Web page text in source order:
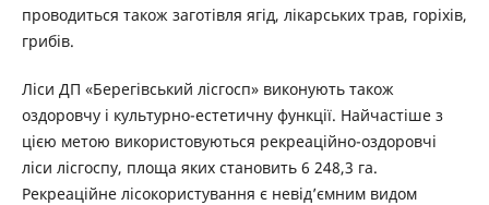
проводиться також заготівля ягід, лікарських трав, горіхів,
грибів.
Ліси ДП «Берегівський лісгосп» виконують також
оздоровчу і культурно-естетичну функції. Найчастіше з
цією метою використовуються рекреаційно-оздоровчі
ліси лісгоспу, площа яких становить 6 248,3 га.
Рекреаційне лісокористування є невід’ємним видом